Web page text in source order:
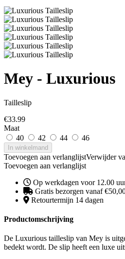
Mey - Luxurious
Tailleslip
€33.99
Maat
40
42 44 46
In winkelmand
Toevoegen aan verlanglijstVerwijder
Toevoegen aan verlanglijst
Op werkdagen voor 12.00
Gratis bezorgen vanaf
Retourtermijn 14 dagen
Productomschrijving
De Luxurious tailleslip van Mey is
bedekt wordt. De slip heeft een luxe